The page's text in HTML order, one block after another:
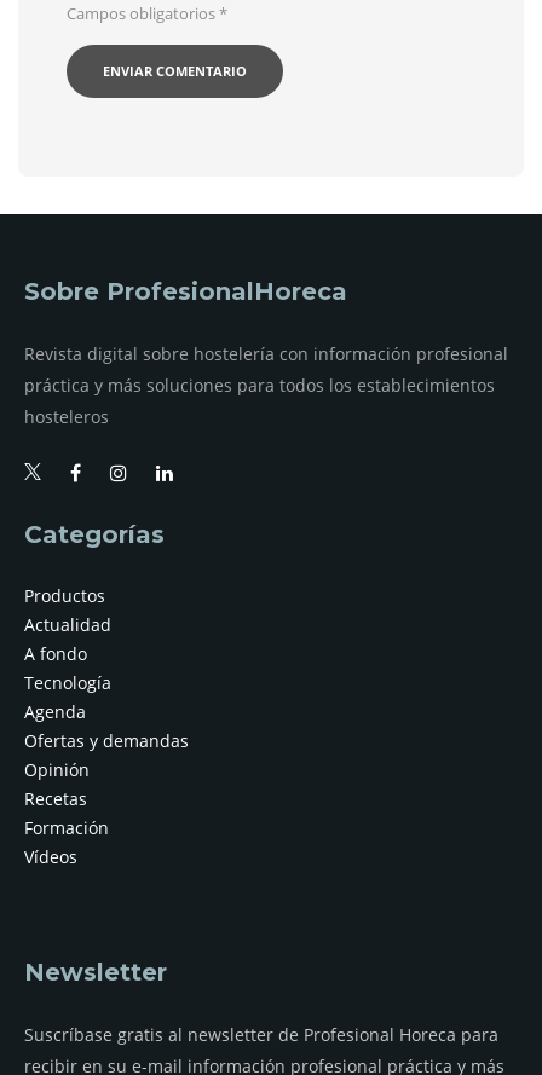
Campos obligatorios*
Sobre ProfesionalHoreca
Revista digital sobre hostelería con información profesional
práctica y más soluciones para todos los establecimientos
hosteleros
Categorías
Productos
Actualidad
A fondo
Tecnología
Agenda
Ofertas y demandas
Opinión
Recetas
Formación
Vídeos
Newsletter
Suscríbase gratis al newsletter de Profesional Horeca para
recibir en su e-mail información profesional práctica y más